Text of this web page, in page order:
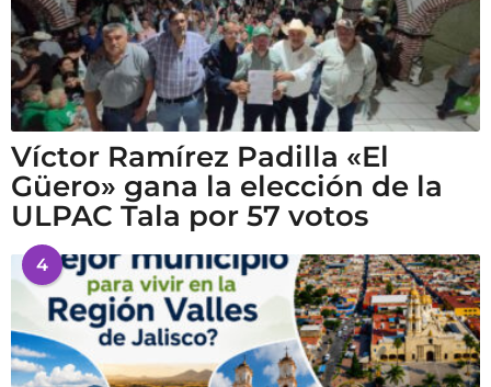
Víctor Ramírez Padilla «El
Güero» gana la elección de la
ULPAC Tala por 57 votos
4